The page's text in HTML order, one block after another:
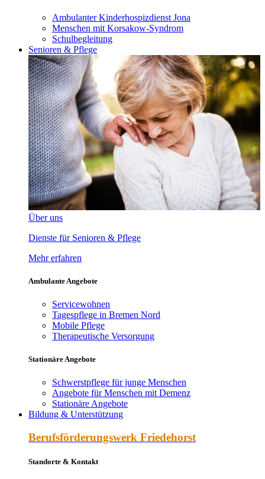
Ambulanter Kinderhospizdienst Jona
Menschen mit Korsakow-Syndrom
Schulbegleitung
Senioren & Pflege
Über uns
Dienste für Senioren & Pflege
Mehr erfahren
Ambulante Angebote
Servicewohnen
Tagespflege in Bremen Nord
Mobile Pflege
Therapeutische Versorgung
Stationäre Angebote
Schwerstpflege für junge Menschen
Angebote für Menschen mit Demenz
Stationäre Angebote
Bildung & Unterstützung
Berufs­förderungs­werk Friede­horst
Standorte & Kontakt